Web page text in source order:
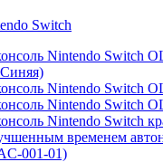
Switch
Nintendo Switch
Nintendo Switch
Nintendo Switch
Nintendo Switch
временем
001-01)